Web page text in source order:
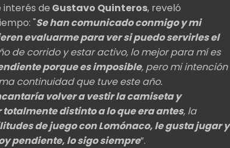
interés de Gustavo Quinteros, reveló
"Se han comunicado conmigo y mi
evaluarme para ver si puedo servirles el
de corrido y estar activo, lo mejor para mí es
porque es imposible, pero mi intención
continuidad que tuve este año.
volver a vestir la camiseta y
totalmente distinto a lo que era antes, la
de juego con Lomónaco, le gusta jugar y
pendiente, lo sigo siempre”.